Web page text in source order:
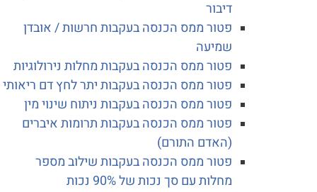
פטור ממס הכנסה בעקבות חרשות / אובדן
פטור ממס הכנסה בעקבות מחלות נירולוגיות
פטור ממס הכנסה בעקבות יתר לחץ דם ריאותי
פטור ממס הכנסה בעקבות ניתוח שינוי מין
פטור ממס הכנסה בעקבות תרומות איברים
(האדם התורם)
פטור ממס הכנסה בעקבות שילוב מספר
מחלות עם סך נכות של 90% נכות